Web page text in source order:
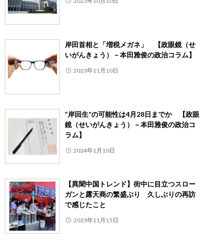
岸田首相と「増税メガネ」 【政眼鏡（せ
いがんきょう）－本田雅俊の政治コラム】
2023年11月10日
“岸回生”の可能性は4月28日までか 【政眼
鏡（せいがんきょう）－本田雅俊の政治コ
ラム】
2024年1月10日
【異聞中国トレンド】街中に目立つスロー
ガンと露天商の繁盛ぶり 久しぶりの再訪
で感じたこと
2023年11月15日